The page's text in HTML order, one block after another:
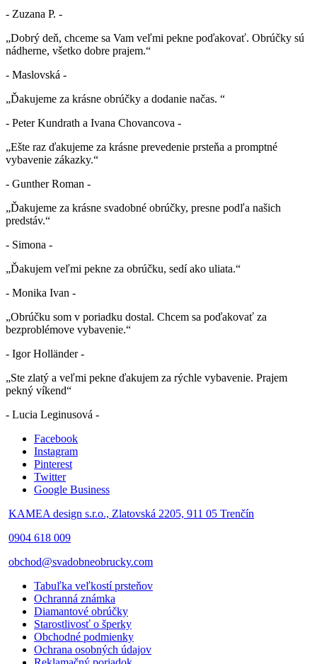
- Zuzana P. -
„Dobrý deň, chceme sa Vam veľmi pekne poďakovať. Obrúčky sú
nádherne, všetko dobre prajem.“
- Maslovská -
„Ďakujeme za krásne obrúčky a dodanie načas. “
- Peter Kundrath a Ivana Chovancova -
„Ešte raz ďakujeme za krásne prevedenie prsteňa a promptné
vybavenie zákazky.“
- Gunther Roman -
„Ďakujeme za krásne svadobné obrúčky, presne podľa našich
predstáv.“
- Simona -
„Ďakujem veľmi pekne za obrúčku, sedí ako uliata.“
- Monika Ivan -
„Obrúčku som v poriadku dostal. Chcem sa poďakovať za
bezproblémove vybavenie.“
- Igor Holländer -
„Ste zlatý a veľmi pekne ďakujem za rýchle vybavenie. Prajem
pekný víkend“
- Lucia Leginusová -
Facebook
Instagram
Pinterest
Twitter
Google Business
KAMEA design s.r.o., Zlatovská 2205, 911 05 Trenčín
0904 618 009
obchod@svadobneobrucky.com
Tabuľka veľkostí prsteňov
Ochranná známka
Diamantové obrúčky
Starostlivosť o šperky
Obchodné podmienky
Ochrana osobných údajov